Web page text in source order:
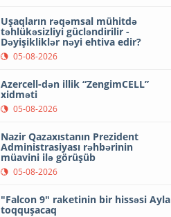
Uşaqların rəqəmsal mühitdə
təhlükəsizliyi gücləndirilir -
Dəyişikliklər nəyi ehtiva edir?
05-08-2026
Azercell-dən illik “ZengimCELL”
xidməti
05-08-2026
Nazir Qazaxıstanın Prezident
Administrasiyası rəhbərinin
müavini ilə görüşüb
05-08-2026
"Falcon 9" raketinin bir hissəsi Ayla
toqquşacaq